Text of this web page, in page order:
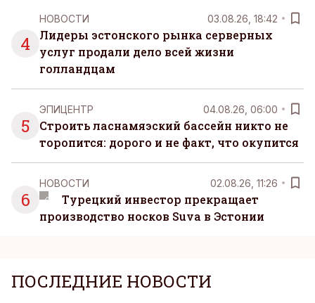
4
НОВОСТИ 03.08.26, 18:42
Лидеры эстонского рынка серверных
услуг продали дело всей жизни
голландцам
5
ЭПИЦЕНТР 04.08.26, 06:00
Строить ласнамяэский бассейн никто не
торопится: дорого и не факт, что окупится
6
НОВОСТИ 02.08.26, 11:26
Турецкий инвестор прекращает
производство носков Suva в Эстонии
ПОСЛЕДНИЕ НОВОСТИ